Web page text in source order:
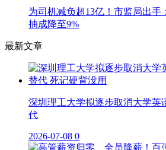
为司机减负超13亿！市监局出手
抽成降至9%
最新文章
深圳理工大学拟逐步取消大学英
代
2026-07-08 0